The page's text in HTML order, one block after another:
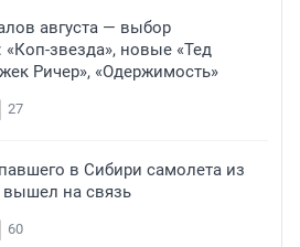
августа — выбор
«Коп-звезда», новые «Тед
Ричер», «Одержимость»
27
в Сибири самолета из
вышел на связь
60